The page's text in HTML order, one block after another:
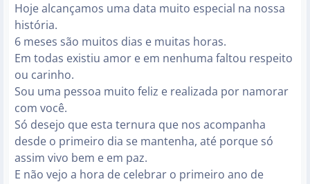
Hoje alcançamos uma data muito especial na nossa
história.
6 meses são muitos dias e muitas horas.
Em todas existiu amor e em nenhuma faltou respeito
ou carinho.
Sou uma pessoa muito feliz e realizada por namorar
com você.
Só desejo que esta ternura que nos acompanha
desde o primeiro dia se mantenha, até porque só
assim vivo bem e em paz.
E não vejo a hora de celebrar o primeiro ano de